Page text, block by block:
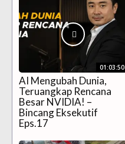
01:03:50
AI Mengubah Dunia,
Teruangkap Rencana
Besar NVIDIA! –
Bincang Eksekutif
Eps.17